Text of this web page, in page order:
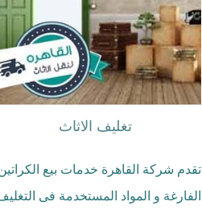
تغليف الاثاث
تقدم شركة القاهرة خدمات بيع
الفارغة و المواد المستخدمة فى